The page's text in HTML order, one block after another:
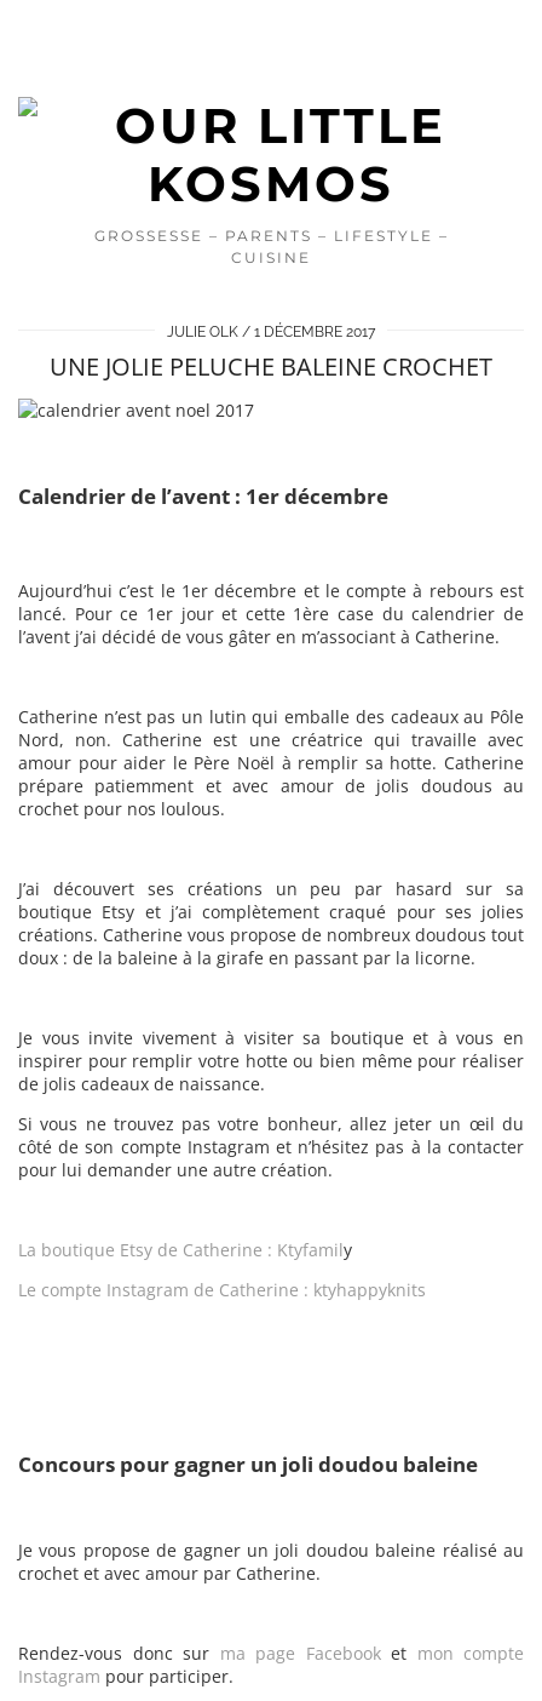
GROSSESSE – PARENTS – LIFESTYLE –
CUISINE
JULIE OLK 1 DÉCEMBRE 2017
UNE JOLIE PELUCHE BALEINE CROCHET
Calendrier de l’avent : 1er décembre
Aujourd’hui c’est le 1er décembre et le compte à rebours est
lancé. Pour ce 1er jour et cette 1ère case du calendrier de
l’avent j’ai décidé de vous gâter en m’associant à Catherine.
Catherine n’est pas un lutin qui emballe des cadeaux au Pôle
Nord, non. Catherine est une créatrice qui travaille avec
amour pour aider le Père Noël à remplir sa hotte. Catherine
prépare patiemment et avec amour de jolis doudous au
crochet pour nos loulous.
J’ai découvert ses créations un peu par hasard sur sa
boutique Etsy et j’ai complètement craqué pour ses jolies
créations. Catherine vous propose de nombreux doudous tout
doux : de la baleine à la girafe en passant par la licorne.
Je vous invite vivement à visiter sa boutique et à vous en
inspirer pour remplir votre hotte ou bien même pour réaliser
de jolis cadeaux de naissance.
Si vous ne trouvez pas votre bonheur, allez jeter un œil du
côté de son compte Instagram et n’hésitez pas à la contacter
pour lui demander une autre création.
La boutique Etsy de Catherine : Ktyfamily
Le compte Instagram de Catherine : ktyhappyknits
Concours pour gagner un joli doudou baleine
Je vous propose de gagner un joli doudou baleine réalisé au
crochet et avec amour par Catherine.
Rendez-vous donc sur ma page Facebooket mon compte
Instagram pour participer.